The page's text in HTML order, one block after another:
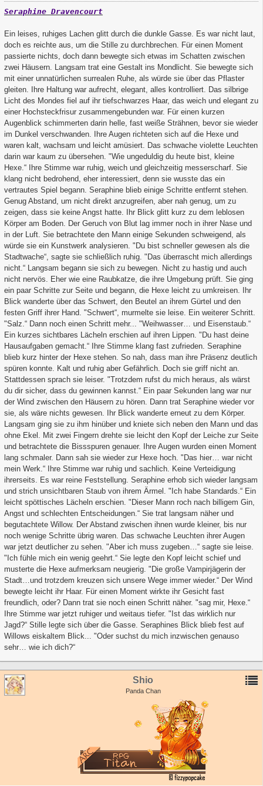
Seraphine Dravencourt
Ein leises, ruhiges Lachen glitt durch die dunkle Gasse. Es war nicht laut,
doch es reichte aus, um die Stille zu durchbrechen. Für einen Moment
passierte nichts, doch dann bewegte sich etwas im Schatten zwischen
zwei Häusern. Langsam trat eine Gestalt ins Mondlicht. Sie bewegte sich
mit einer unnatürlichen surrealen Ruhe, als würde sie über das Pflaster
gleiten. Ihre Haltung war aufrecht, elegant, alles kontrolliert. Das silbrige
Licht des Mondes fiel auf ihr tiefschwarzes Haar, das weich und elegant zu
einer Hochsteckfrisur zusammengebunden war. Für einen kurzen
Augenblick schimmerten darin helle, fast weiße Strähnen, bevor sie wieder
im Dunkel verschwanden. Ihre Augen richteten sich auf die Hexe und
waren kalt, wachsam und leicht amüsiert. Das schwache violette Leuchten
darin war kaum zu übersehen. "Wie ungeduldig du heute bist, kleine
Hexe.“ Ihre Stimme war ruhig, weich und gleichzeitig messerscharf. Sie
klang nicht bedrohend, eher interessiert, denn sie wusste das ein
vertrautes Spiel begann. Seraphine blieb einige Schritte entfernt stehen.
Genug Abstand, um nicht direkt anzugreifen, aber nah genug, um zu
zeigen, dass sie keine Angst hatte. Ihr Blick glitt kurz zu dem leblosen
Körper am Boden. Der Geruch von Blut lag immer noch in ihrer Nase und
in der Luft. Sie betrachtete den Mann einige Sekunden schweigend, als
würde sie ein Kunstwerk analysieren. "Du bist schneller gewesen als die
Stadtwache“, sagte sie schließlich ruhig. "Das überrascht mich allerdings
nicht.“ Langsam begann sie sich zu bewegen. Nicht zu hastig und auch
nicht nervös. Eher wie eine Raubkatze, die ihre Umgebung prüft. Sie ging
ein paar Schritte zur Seite und begann, die Hexe leicht zu umkreisen. Ihr
Blick wanderte über das Schwert, den Beutel an ihrem Gürtel und den
festen Griff ihrer Hand. "Schwert“, murmelte sie leise. Ein weiterer Schritt.
"Salz.“ Dann noch einen Schritt mehr... "Weihwasser… und Eisenstaub.“
Ein kurzes sichtbares Lächeln erschien auf ihren Lippen. "Du hast deine
Hausaufgaben gemacht.“ Ihre Stimme klang fast zufrieden. Seraphine
blieb kurz hinter der Hexe stehen. So nah, dass man ihre Präsenz deutlich
spüren konnte. Kalt und ruhig aber Gefährlich. Doch sie griff nicht an.
Stattdessen sprach sie leiser. "Trotzdem rufst du mich heraus, als wärst
du dir sicher, dass du gewinnen kannst.“ Ein paar Sekunden lang war nur
der Wind zwischen den Häusern zu hören. Dann trat Seraphine wieder vor
sie, als wäre nichts gewesen. Ihr Blick wanderte erneut zu dem Körper.
Langsam ging sie zu ihm hinüber und kniete sich neben den Mann und das
ohne Ekel. Mit zwei Fingern drehte sie leicht den Kopf der Leiche zur Seite
und betrachtete die Bissspuren genauer. Ihre Augen wurden einen Moment
lang schmaler. Dann sah sie wieder zur Hexe hoch. "Das hier… war nicht
mein Werk.“ Ihre Stimme war ruhig und sachlich. Keine Verteidigung
ihrerseits. Es war reine Feststellung. Seraphine erhob sich wieder langsam
und strich unsichtbaren Staub von ihrem Ärmel. "Ich habe Standards.“ Ein
leicht spöttisches Lächeln erschien. "Dieser Mann roch nach billigem Gin,
Angst und schlechten Entscheidungen.“ Sie trat langsam näher und
begutachtete Willow. Der Abstand zwischen ihnen wurde kleiner, bis nur
noch wenige Schritte übrig waren. Das schwache Leuchten ihrer Augen
war jetzt deutlicher zu sehen. "Aber ich muss zugeben…“ sagte sie leise.
"Ich fühle mich ein wenig geehrt.“ Sie legte den Kopf leicht schief und
musterte die Hexe aufmerksam neugierig. "Die große Vampirjägerin der
Stadt…und trotzdem kreuzen sich unsere Wege immer wieder.“ Der Wind
bewegte leicht ihr Haar. Für einen Moment wirkte ihr Gesicht fast
freundlich, oder? Dann trat sie noch einen Schritt näher. "sag mir, Hexe.“
Ihre Stimme war jetzt ruhiger und weitaus tiefer. "Ist das wirklich nur
Jagd?“ Stille legte sich über die Gasse. Seraphines Blick blieb fest auf
Willows eiskaltem Blick... "Oder suchst du mich inzwischen genauso
sehr… wie ich dich?“
Shio
Panda Chan